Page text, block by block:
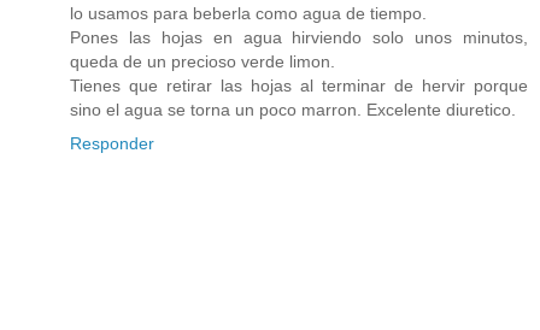
lo usamos para beberla como agua de tiempo.
Pones las hojas en agua hirviendo solo unos minutos,
queda de un precioso verde limon.
Tienes que retirar las hojas al terminar de hervir porque
sino el agua se torna un poco marron. Excelente diuretico.
Responder